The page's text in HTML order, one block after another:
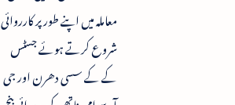
معاملہ میں اپنے طور پر کارروائی
شروع کرتے ہوئے جسٹس
کے کے سسی دھرن اور جی